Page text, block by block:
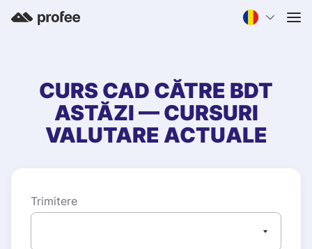
CURSCAD CĂTRE BDT
ASTĂZI — CURSURI
VALUTARE ACTUALE
Trimitere